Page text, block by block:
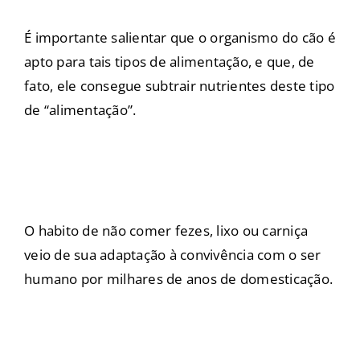
É importante salientar que o organismo do cão é
apto para tais tipos de alimentação, e que, de
fato, ele consegue subtrair nutrientes deste tipo
de “alimentação”.
O habito de não comer fezes, lixo ou carniça
veio de sua adaptação à convivência com o ser
humano por milhares de anos de domesticação.